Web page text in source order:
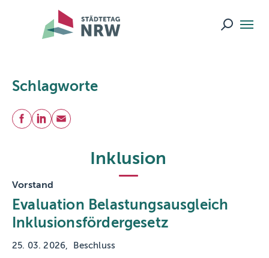
Skip to main navigation
Skip to main content
Skip to page footer
Suche
Schlagworte
Teilen
Facebook
LinkedIn
E-Mail
Inklusion
Vorstand
Evaluation Belastungsausgleich
Inklusionsfördergesetz
25. 03. 2026 Beschluss